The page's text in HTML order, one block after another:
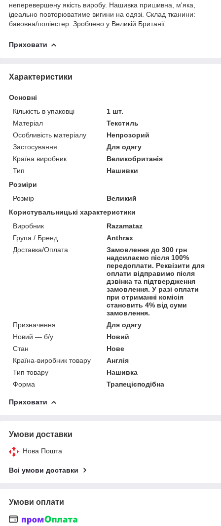
неперевершену якість виробу. Нашивка пришивна, м'яка,
ідеально повторюватиме вигини на одязі. Склад тканини:
бавовна/поліестер. Зроблено у Великій Британії
Приховати
Характеристики
Основні
Кількість в упаковці
1 шт.
Матеріал
Текстиль
Особливість матеріалу
Непрозорий
Застосування
Для одягу
Країна виробник
Великобританія
Тип
Нашивки
Розміри
Розмір
Великий
Користувальницькі характеристики
Виробник
Razamataz
Група / Бренд
Anthrax
Доставка/Оплата
Замовлення до 300 грн
надсилаємо після 100%
передоплати. Реквізити для
оплати відправимо після
дзвінка та підтвердження
замовлення. У разі оплати
при отриманні комісія
становить 4% від суми
замовлення.
Призначення
Для одягу
Новий — б/у
Новий
Стан
Нове
Країна-виробник товару
Англія
Тип товару
Нашивка
Форма
Трапецієподібна
Приховати
Умови доставки
Нова Пошта
Всі умови доставки
Умови оплати